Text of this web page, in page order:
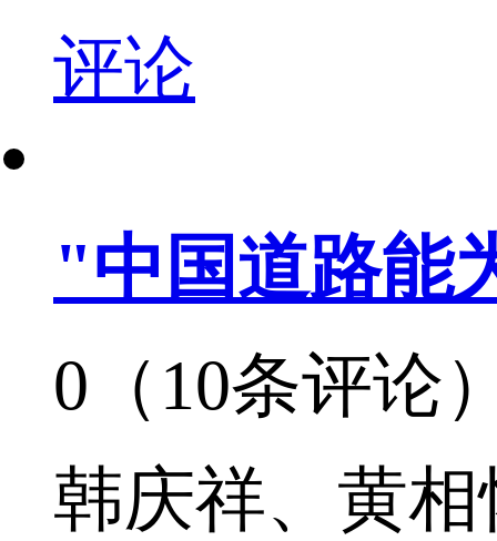
评论
"中国道路能
0（10条评论
韩庆祥、黄